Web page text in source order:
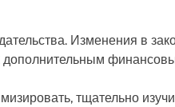
Изменения в
дополнительным
тщательно